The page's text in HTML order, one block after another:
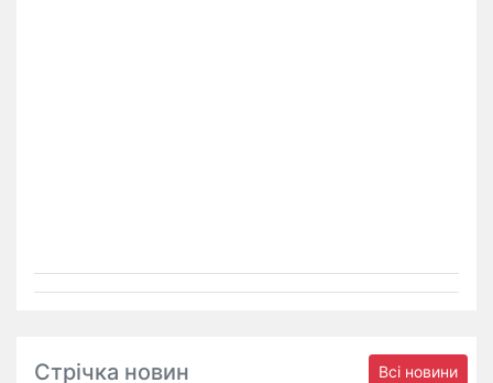
Стрічка новин Всі новини